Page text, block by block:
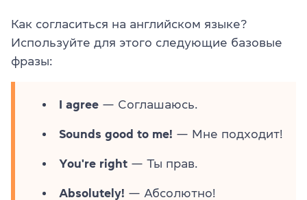
Как согласиться на английском языке?
Используйте для этого следующие базовые
фразы:
I agree — Соглашаюсь.
Sounds good to me! — Мне подходит!
You're right — Ты прав.
Absolutely! — Абсолютно!